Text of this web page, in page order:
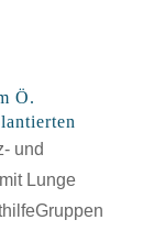
Ö.
und
Lunge